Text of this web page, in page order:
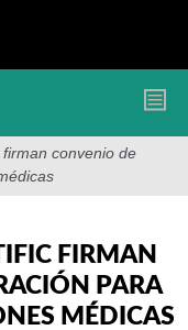
convenio de
FIRMAN
PARA
MÉDICAS